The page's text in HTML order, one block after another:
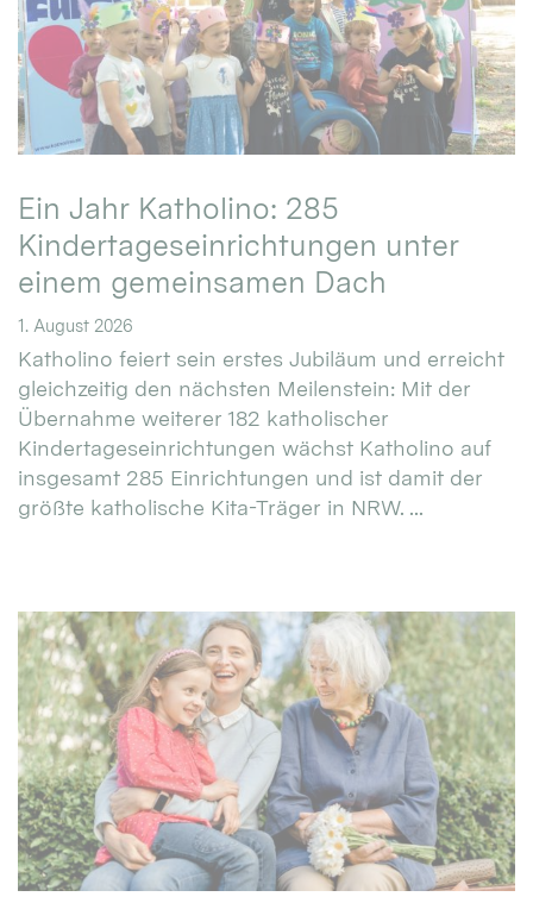
Ein Jahr Katholino: 285
Kindertageseinrichtungen unter
einem gemeinsamen Dach
1. August 2026
Katholino feiert sein erstes Jubiläum und erreicht
gleichzeitig den nächsten Meilenstein: Mit der
Übernahme weiterer 182 katholischer
Kindertageseinrichtungen wächst Katholino auf
insgesamt 285 Einrichtungen und ist damit der
größte katholische Kita-Träger in NRW. ...